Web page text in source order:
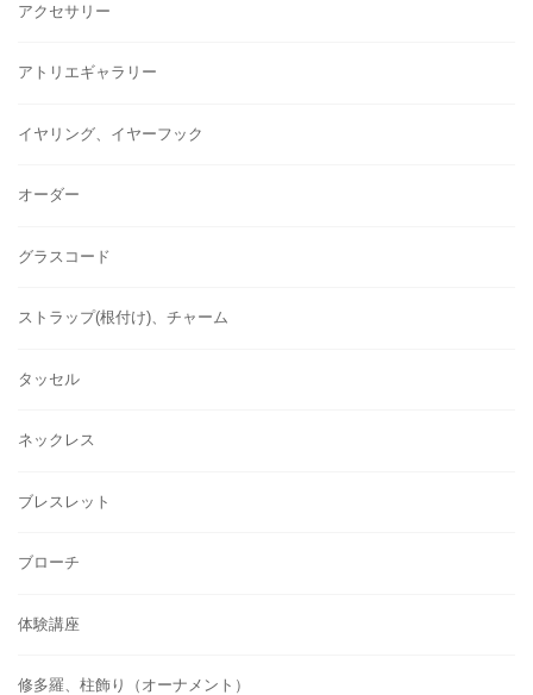
アクセサリー
アトリエギャラリー
イヤリング、イヤーフック
オーダー
グラスコード
ストラップ(根付け)、チャーム
タッセル
ネックレス
ブレスレット
ブローチ
体験講座
修多羅、柱飾り（オーナメント）